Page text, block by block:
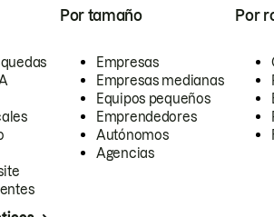
Por tamaño
Empresas
Empresas medianas
Equipos pequeños
Emprendedores
Autónomos
Agencias
Por